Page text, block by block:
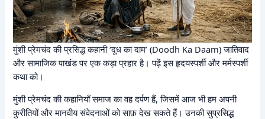
मुंशी प्रेमचंद की प्रसिद्ध कहानी ‘दूध का दाम’ (Doodh Ka Daam) जातिवाद
और सामाजिक पाखंड पर एक कड़ा प्रहार है। पढ़ें इस हृदयस्पर्शी और मर्मस्पर्शी
कथा को।
मुंशी प्रेमचंद की कहानियाँ समाज का वह दर्पण हैं, जिसमें आज भी हम अपनी
कुरीतियों और मानवीय संवेदनाओं को साफ़ देख सकते हैं। उनकी सुप्रसिद्ध